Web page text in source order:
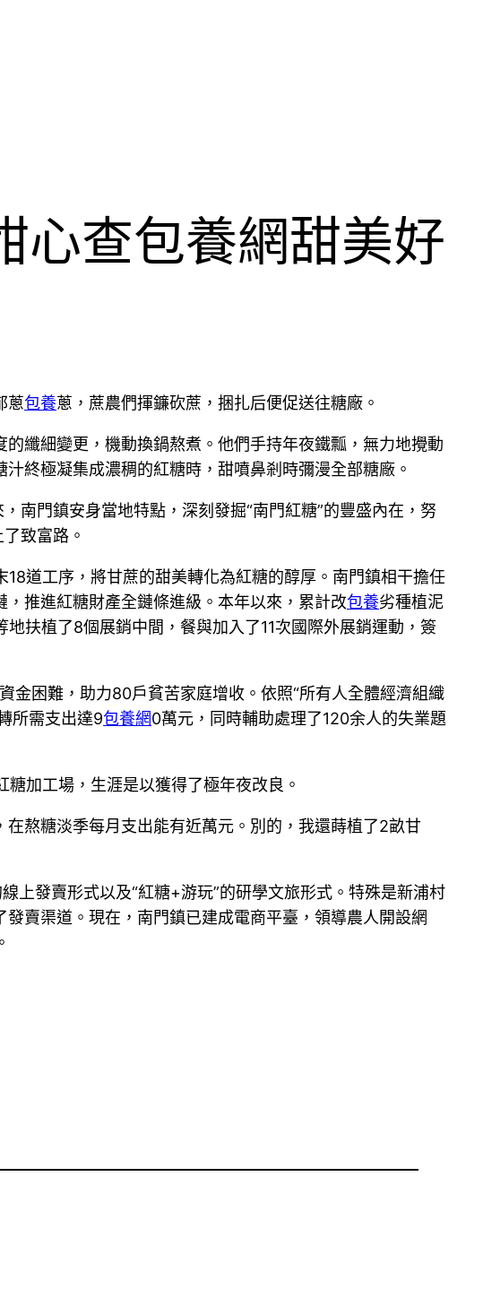
心查包養網甜美好
蔥包養蔥，蔗農們揮鐮砍蔗，捆扎后便促送往糖廠。
纖細變更，機動換鍋熬煮。他們手持年夜鐵瓢，無力地攪動
終極凝集成濃稠的紅糖時，甜噴鼻剎時彌漫全部糖廠。
南門鎮安身當地特點，深刻發掘“南門紅糖”的豐盛內在，努
致富路。
道工序，將甘蔗的甜美轉化為紅糖的醇厚。南門鎮相干擔任
推進紅糖財產全鏈條進級。本年以來，累計改包養劣種植泥
扶植了8個展銷中間，餐與加入了11次國際外展銷運動，簽
金困難，助力80戶貧苦家庭增收。依照“所有人全體經濟組織
所需支出達9包養網0萬元，同時輔助處理了120余人的失業題
加工場，生涯是以獲得了極年夜改良。
熬糖淡季每月支出能有近萬元。別的，我還蒔植了2畝甘
上發賣形式以及“紅糖+游玩”的研學文旅形式。特殊是新浦村
賣渠道。現在，南門鎮已建成電商平臺，領導農人開設網